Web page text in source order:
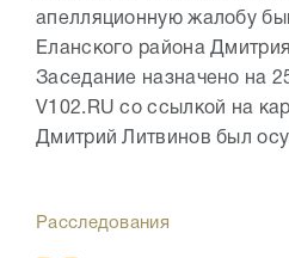
апелляционную жалобу
Еланского района
Заседание назначено на
V102.RU со ссылкой на
Дмитрий Литвинов был
Расследования